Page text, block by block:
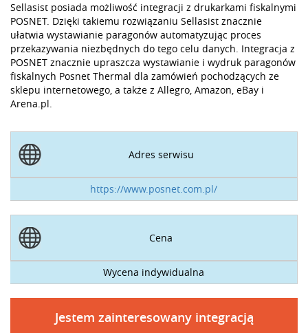
Sellasist posiada możliwość integracji z drukarkami fiskalnymi
POSNET. Dzięki takiemu rozwiązaniu Sellasist znacznie
ułatwia wystawianie paragonów automatyzując proces
przekazywania niezbędnych do tego celu danych. Integracja z
POSNET znacznie upraszcza wystawianie i wydruk paragonów
fiskalnych Posnet Thermal dla zamówień pochodzących ze
sklepu internetowego, a także z Allegro, Amazon, eBay i
Arena.pl.
Adres serwisu
https://www.posnet.com.pl/
Cena
Wycena indywidualna
Jestem zainteresowany integracją